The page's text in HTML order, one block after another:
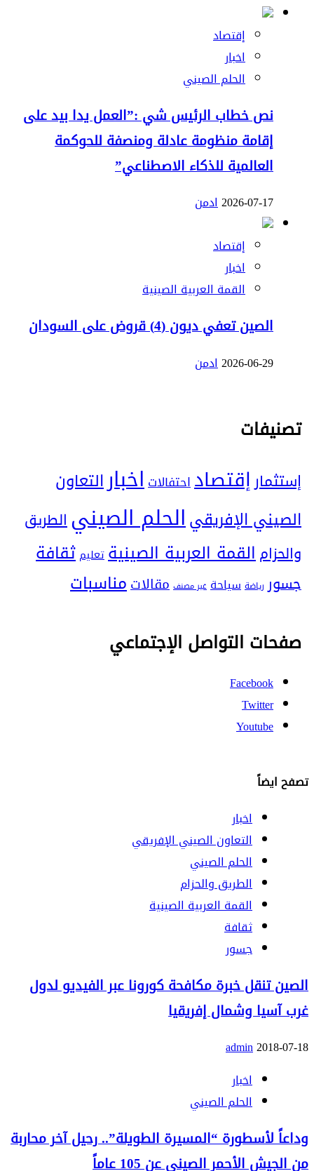
إقتصاد
اخبار
الحلم الصيني
نص خطاب الرئيس شي :”العمل يدا بيد على
إقامة منظومة عادلة ومنصفة للحوكمة
العالمية للذكاء الاصطناعي”
2026-07-17ادمن
إقتصاد
اخبار
القمة العربية الصينية
الصين تعفي ديون (4) قروض على السودان
2026-06-29ادمن
تصنيفات
إستثمارإقتصاداحتفالاتاخبارالتعاون
الصيني الإفريقيالحلم الصينيالطريق
والحزامالقمة العربية الصينيةتعليم ثقافة
جسور رياضة سياحة غير مصنف مقالاتمناسبات
صفحات التواصل الإجتماعي
Facebook
Twitter
Youtube
تصفح ايضاً
اخبار
التعاون الصيني الإفريقي
الحلم الصيني
الطريق والحزام
القمة العربية الصينية
ثقافة
جسور
الصين تنقل خبرة مكافحة كورونا عبر الفيديو لدول
غرب آسيا وشمال إفريقيا
2018-07-18
admin
اخبار
الحلم الصيني
وداعاً لأسطورة “المسيرة الطويلة”.. رحيل آخر محاربة
من الجيش الأحمر الصيني عن 105 عاماً